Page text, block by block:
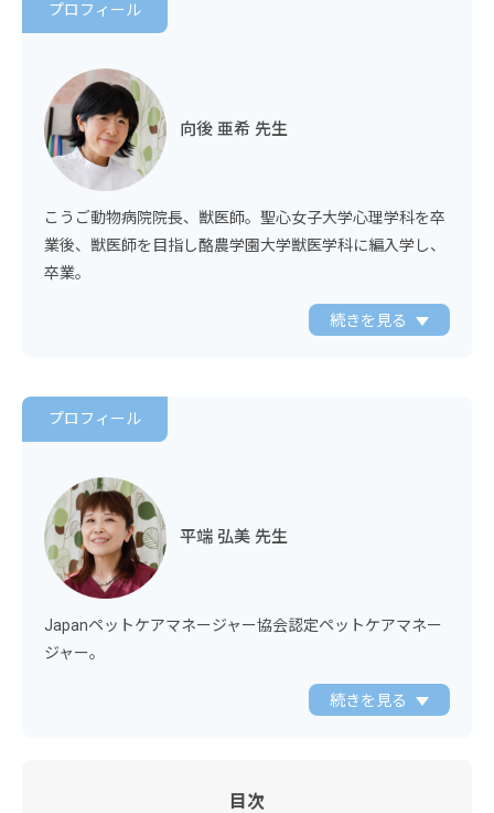
プロフィール
向後 亜希 先生
こうご動物病院院長、獣医師。聖心女子大学心理学科を卒
業後、獣医師を目指し酪農学園大学獣医学科に編入学し、
卒業。
続きを見る
プロフィール
平端 弘美 先生
Japanペットケアマネージャー協会認定ペットケアマネー
ジャー。
続きを見る
目次